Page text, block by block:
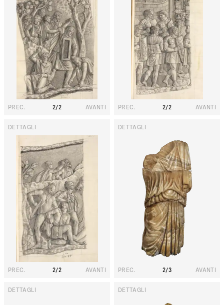
2/2
PREC. AVANTI
LDATIROMANICON LEIN S
2/2
PREC. AVANTI
2/2
PREC. AVANTI
DETTAGLI
TORSOFEMMINIL
DRA PPEGGIAT O
2/3
PREC. AVANTI
DETTAGLI
DETTAGLI DETTAGLI